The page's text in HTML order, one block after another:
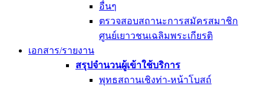
อื่นๆ
ตรวจสอบสถานะการสมัครสมาชิก
ศูนย์เยาวชนเฉลิมพระเกียรติ
เอกสาร/รายงาน
สรุปจำนวนผู้เข้าใช้บริการ
พุทธสถานเชิงท่า-หน้าโบสถ์